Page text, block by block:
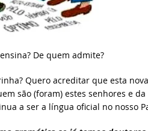
De quem admite?
Quero acreditar que esta
são (foram) estes senhores e
a ser a língua oficial no nosso